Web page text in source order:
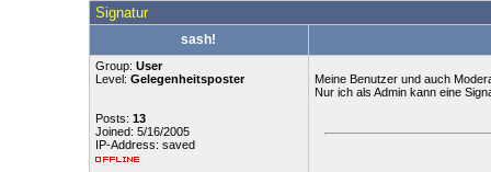
Signatur
sash!
Group: User
Level: Gelegenheitsposter
Posts: 13
Joined: 5/16/2005
IP-Address: saved
Meine Benutzer und auch
Nur ich als Admin kann eine